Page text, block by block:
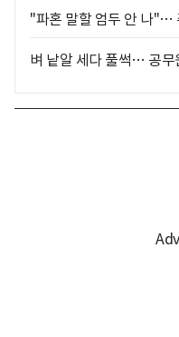
"파혼 말할 엄두 안 나"…
벼 낱알 세다 풀썩… 공무